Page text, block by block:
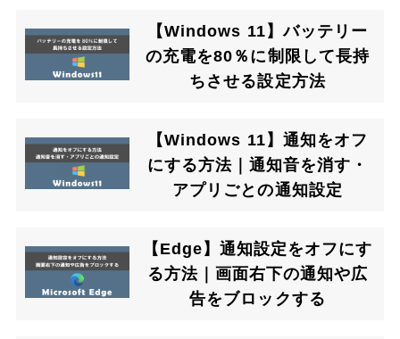
【Windows 11】バッテリー
の充電を80％に制限して長持
ちさせる設定方法
【Windows 11】通知をオフ
にする方法｜通知音を消す・
アプリごとの通知設定
【Edge】通知設定をオフにす
る方法｜画面右下の通知や広
告をブロックする